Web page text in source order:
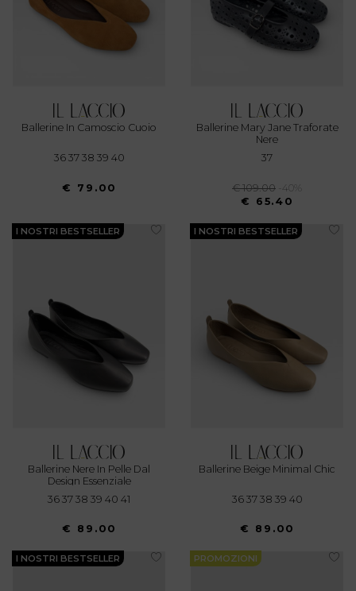
Ballerine In Camoscio Cuoio
36 37 38 39 40
€ 79.00
Ballerine Mary Jane Traforate
Nere
37
€ 109.00
-40%
€ 65.40
I NOSTRI BESTSELLER
Ballerine Nere In Pelle Dal
Design Essenziale
36 37 38 39 40 41
€ 89.00
I NOSTRI BESTSELLER
Ballerine Beige Minimal Chic
36 37 38 39 40
€ 89.00
I NOSTRI BESTSELLER PROMOZIONI